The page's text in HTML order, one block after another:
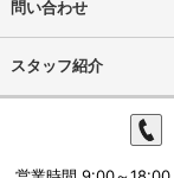
問い合わせ
スタッフ紹介